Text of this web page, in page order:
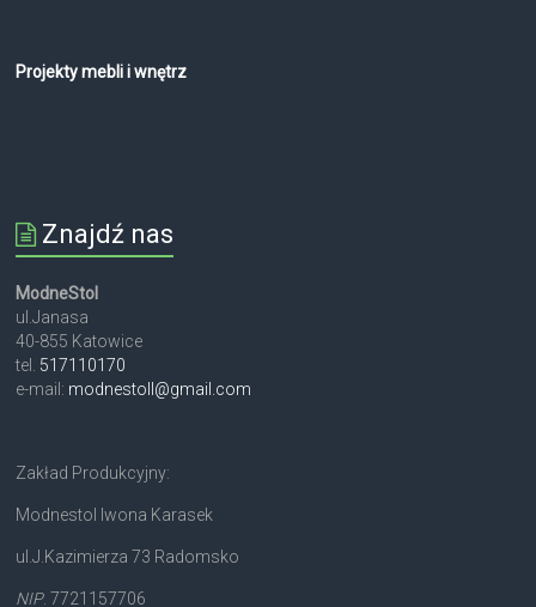
Projekty mebli i wnętrz
Znajdź nas
ModneStol
ul.Janasa
40-855 Katowice
tel. 517110170
e-mail: modnestoll@gmail.com
Zakład Produkcyjny:
Modnestol Iwona Karasek
ul.J.Kazimierza 73 Radomsko
NIP. 7721157706